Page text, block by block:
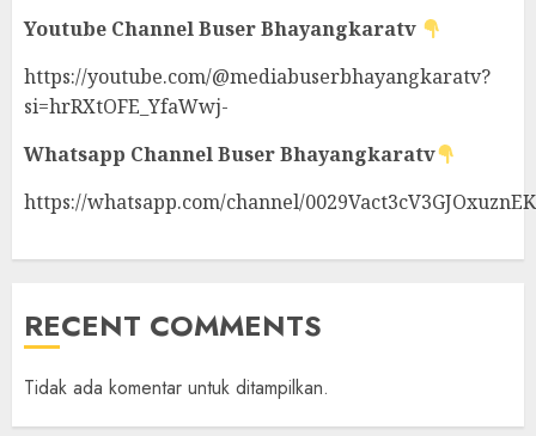
Youtube ChannelBuser Bhayangkaratv
https://youtube.com/@mediabuserbhayangkaratv?
si=hrRXtOFE_YfaWwj-
Whatsapp ChannelBuser Bhayangkaratv
https://whatsapp.com/channel/
RECENT COMMENTS
Tidak ada komentar untuk ditampilkan.